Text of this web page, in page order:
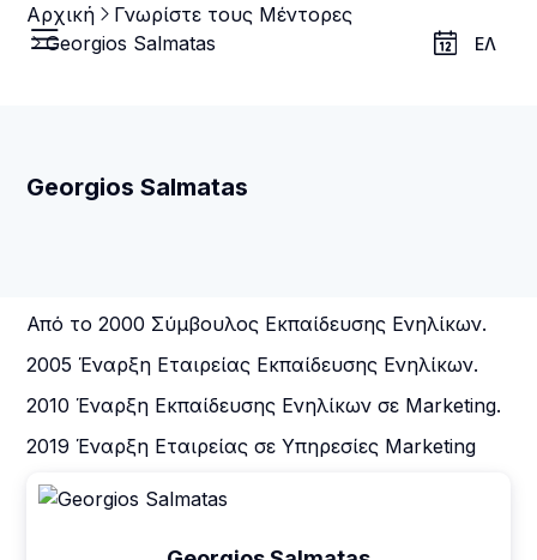
ΕΛ
Αρχική
Γνωρίστε τους Μέντορες
Georgios Salmatas
Georgios Salmatas
Από το 2000 Σύμβουλος Εκπαίδευσης Ενηλίκων.
2005 Έναρξη Εταιρείας Εκπαίδευσης Ενηλίκων.
2010 Έναρξη Εκπαίδευσης Ενηλίκων σε Marketing.
2019 Έναρξη Εταιρείας σε Υπηρεσίες Marketing